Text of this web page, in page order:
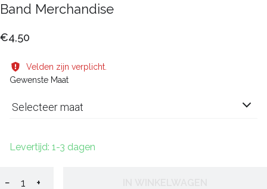
Band Merchandise
€4,50
Velden zijn verplicht.
Gewenste Maat
Selecteer maat
Levertijd: 1-3 dagen
− +